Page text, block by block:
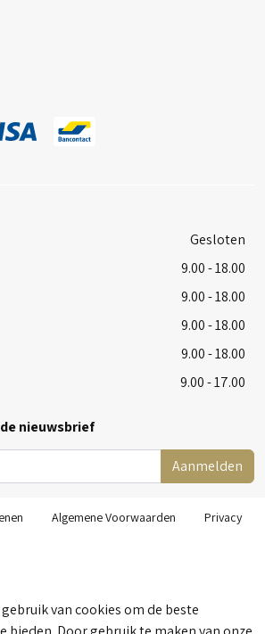
Gesloten
9.00 - 18.00
9.00 - 18.00
9.00 - 18.00
9.00 - 18.00
9.00 - 17.00
nieuwsbrief
Aanmelden
Algemene Voorwaarden Privacy
van cookies om de beste